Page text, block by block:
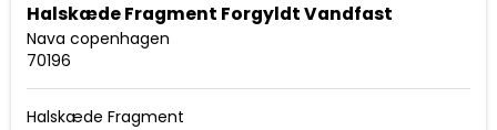
Halskæde Fragment Forgyldt Vandfast
Nava copenhagen
70196
Halskæde Fragment